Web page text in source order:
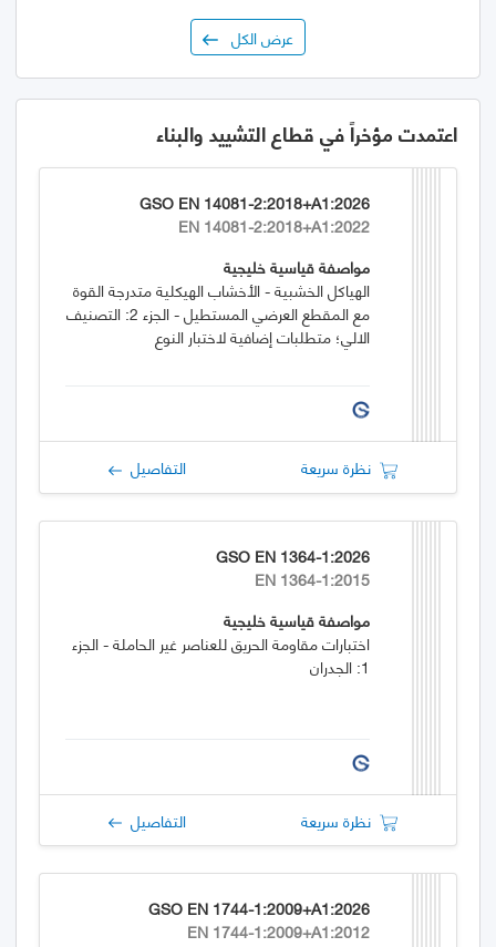
عرض الكل
اعتمدت مؤخراً في قطاع التشييد والبناء
GSO EN 14081-2:2018+A1:2026
EN 14081-2:2018+A1:2022
مواصفة قياسية خليجية
الهياكل الخشبية - الأخشاب الهيكلية متدرجة القوة
مع المقطع العرضي المستطيل - الجزء 2: التصنيف
الالي؛ متطلبات إضافية لاختبار النوع
نظرة سريعة التفاصيل
GSO EN 1364-1:2026
EN 1364-1:2015
مواصفة قياسية خليجية
اختبارات مقاومة الحريق للعناصر غير الحاملة - الجزء
1: الجدران
نظرة سريعة التفاصيل
GSO EN 1744-1:2009+A1:2026
EN 1744-1:2009+A1:2012